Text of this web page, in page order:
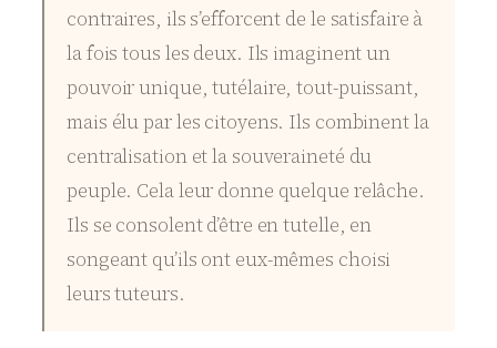
contraires, ils s’efforcent de le satisfaire à
la fois tous les deux. Ils imaginent un
pouvoir unique, tutélaire, tout-puissant,
mais élu par les citoyens. Ils combinent la
centralisation et la souveraineté du
peuple. Cela leur donne quelque relâche.
Ils se consolent d’être en tutelle, en
songeant qu’ils ont eux-mêmes choisi
leurs tuteurs.